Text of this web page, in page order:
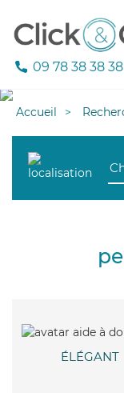
09 78 38 38 38
Accueil
ÉLÉGANT